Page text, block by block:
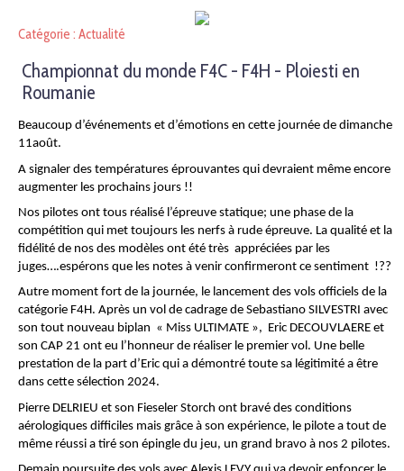
Catégorie : Actualité
Championnat du monde F4C - F4H - Ploiesti en
Roumanie
Beaucoup d’événements et d’émotions en cette journée de dimanche
11août.
A signaler des températures éprouvantes qui devraient même encore
augmenter les prochains jours !!
Nos pilotes ont tous réalisé l’épreuve statique; une phase de la
compétition qui met toujours les nerfs à rude épreuve. La qualité et la
fidélité de nos des modèles ont été très appréciées par les
juges….espérons que les notes à venir confirmeront ce sentiment !??
Autre moment fort de la journée, le lancement des vols officiels de la
catégorie F4H. Après un vol de cadrage de Sebastiano SILVESTRI avec
son tout nouveau biplan « Miss ULTIMATE », Eric DECOUVLAERE et
son CAP 21 ont eu l’honneur de réaliser le premier vol. Une belle
prestation de la part d’Eric qui a démontré toute sa légitimité a être
dans cette sélection 2024.
Pierre DELRIEU et son Fieseler Storch ont bravé des conditions
aérologiques difficiles mais grâce à son expérience, le pilote a tout de
même réussi a tiré son épingle du jeu, un grand bravo à nos 2 pilotes.